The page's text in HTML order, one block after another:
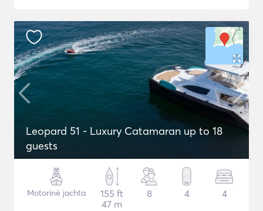
Leopard 51 - Luxury Catamaran up to 18
guests
Motorinė jachta
155 ft
47 m
8 4 4